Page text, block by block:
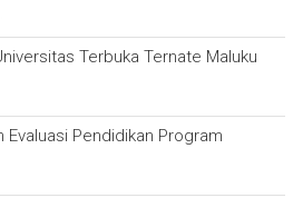
Terbuka Ternate Maluku
Pendidikan Program